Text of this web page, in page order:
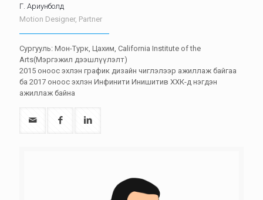
Г. Ариунболд
Motion Designer, Partner
Сургууль: Мон-Турк, Цахим, California Institute of the
Arts(Мэргэжил дээшлүүлэлт)
2015 оноос эхлэн график дизайн чиглэлээр ажиллаж байгаа
ба 2017 оноос эхлэн Инфинити Инишитив ХХК-д нэгдэн
ажиллаж байна